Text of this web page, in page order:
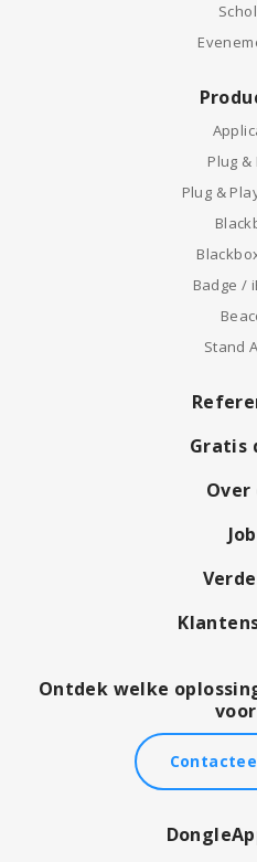
Plug &
Plug &
Badge /
Stand
Gratis
Over
Ontdek welke